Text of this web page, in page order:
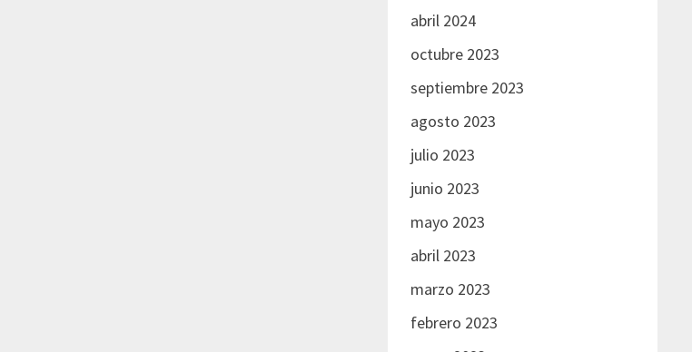
abril 2024
octubre 2023
septiembre 2023
agosto 2023
julio 2023
junio 2023
mayo 2023
abril 2023
marzo 2023
febrero 2023